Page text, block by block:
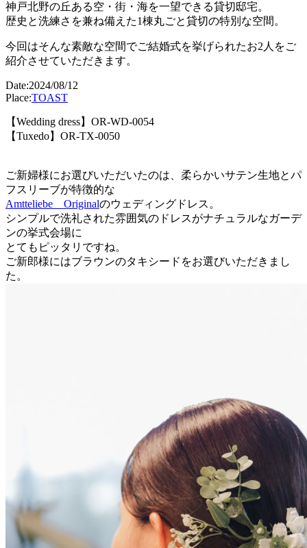
神戸北野の丘ある空・街・海を一望できる貸切邸宅。
歴史と洗練さを兼ね備えた1棟丸ごと貸切の特別な空間。
今回はそんな素敵な空間でご結婚式を挙げられたお2人をご
紹介させていただきます。
Date:2024/08/12
Place:TOAST
【Wedding dress】OR-WD-0054
【Tuxedo】OR-TX-0050
ご新婦様にお選びいただいたのは、柔らかいサテン生地とパ
フスリーブが特徴的な
Amtteliebe Originalのウェディングドレス。
シンプルで洗礼された雰囲気のドレスがナチュラルなガーデ
ンの挙式会場に
とてもピッタリですね。
ご新郎様にはブラウンのタキシードをお選びいただきまし
た。